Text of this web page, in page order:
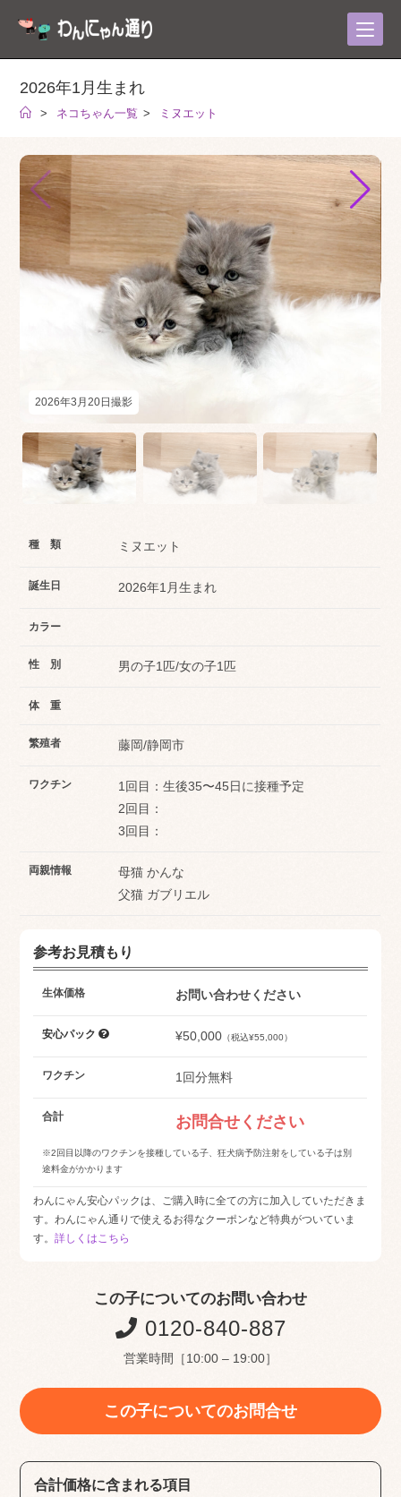
2026年1月生まれ
> ネコちゃん一覧 > ミヌエット
2026年3月20日撮影
種 類 ミヌエット
誕生日 2026年1月生まれ
カラー
性 別 男の子1匹/女の子1匹
体 重
繁殖者 藤岡/静岡市
ワクチン
1回目：生後35〜45日に接種予定
2回目：
3回目：
両親情報
母猫 かんな
父猫 ガブリエル
参考お見積もり
生体価格 お問い合わせください
安心パック ¥50,000 （税込¥55,000）
ワクチン 1回分無料
合計 お問合せください
※2回目以降のワクチンを接種している子、狂犬病予防注射をしている子は別
途料金がかかります
わんにゃん安心パックは、ご購入時に全ての方に加入していただきま
す。わんにゃん通りで使えるお得なクーポンなど特典がついていま
す。詳しくはこちら
この子についてのお問い合わせ
0120-840-887
営業時間［10:00 – 19:00］
この子についてのお問合せ
合計価格に含まれる項目